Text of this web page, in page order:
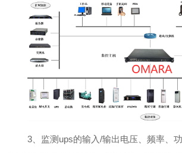
3、监测ups的输入/输出电压、频率、